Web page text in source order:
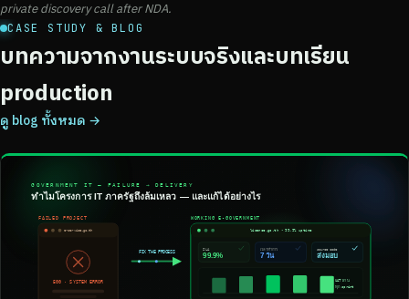
private discovery call after NDA.
CASE STUDY & BLOG
บทความจากงานระบบจริงและบทเรียน
production
ดู blog ทั้งหมด →